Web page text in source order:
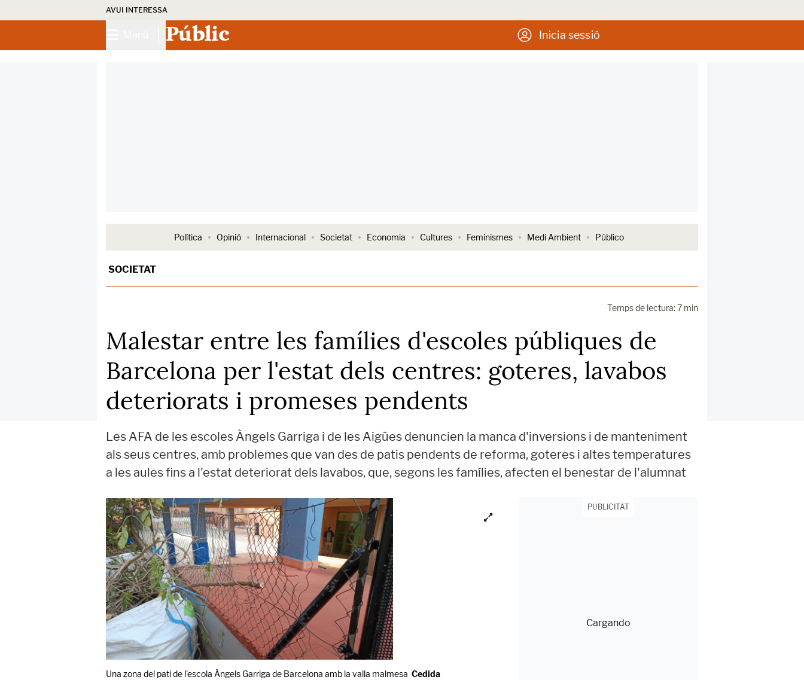
AVUI INTERESSA
Públic Inicia sessió
Política Opinió Internacional Societat Economia Cultures Feminismes Medi Ambient Público
SOCIETAT
Temps de lectura: 7 min
Malestar entre les famílies d'escoles públiques de
Barcelona per l'estat dels centres: goteres, lavabos
deteriorats i promeses pendents
Les AFA de les escoles Àngels Garriga i de les Aigües denuncien la manca d'inversions i de manteniment
als seus centres, amb problemes que van des de patis pendents de reforma, goteres i altes temperatures
a les aules fins a l'estat deteriorat dels lavabos, que, segons les famílies, afecten el benestar de l'alumnat
Una zona del pati de l'escola Àngels Garriga de Barcelona amb la valla malmesa Cedida
PUBLICITAT